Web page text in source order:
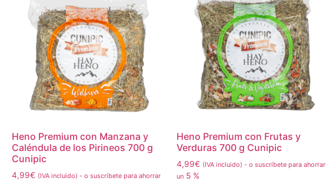
Heno Premium con Manzana y
Caléndula de los Pirineos 700 g
Cunipic
4,99€ (IVA incluido) - o suscríbete para ahorrar
Heno Premium con Frutas y
Verduras 700 g Cunipic
4,99€ (IVA incluido) - o suscríbete para ahorrar
un 5 %